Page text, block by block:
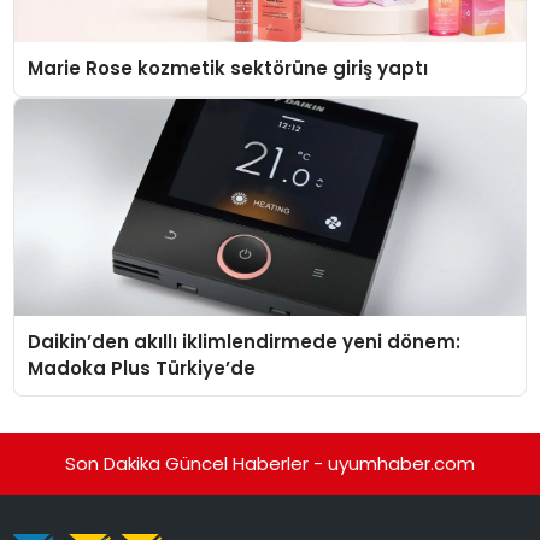
Marie Rose kozmetik sektörüne giriş yaptı
Daikin’den akıllı iklimlendirmede yeni dönem:
Madoka Plus Türkiye’de
Son Dakika Güncel Haberler - uyumhaber.com